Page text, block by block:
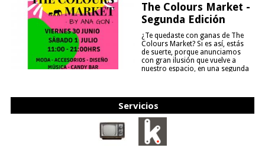
The Colours Market -
Segunda Edición
¿Te quedaste con ganas de The
Colours Market? Si es así, estás
de suerte, porque anunciamos
con gran ilusión que vuelve a
nuestro espacio, en una segunda
Servicios